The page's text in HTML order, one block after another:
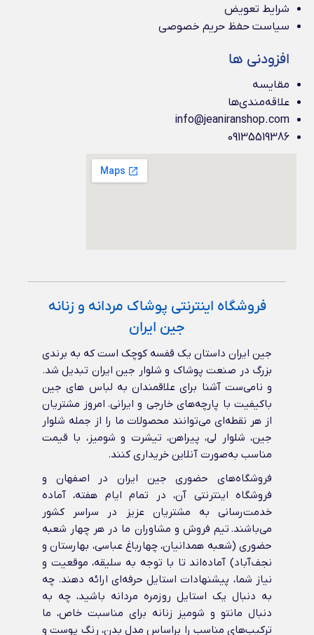
شرایط تعویض
سیاست حفظ حریم خصوصی
افزودنی ها
مقایسه
علاقه‌مندی‌ها
info@jeaniranshop.com
09135519386
فروشگاه اینترنتی پوشاک مردانه و زنانه
جین ایران
جین ایران داستان یک قفسه کوچک است که به برندی
بزرگ در صنعت پوشاک و شلوار جین ایران تبدیل شد.
و نامی‌ست آشنا برای علاقمندان به لباس های جین
باکیفیت با پارچه‌های خارجی و ایرانی‌. امروز مشتریان
از هر نقطه‌ای می‌توانند محصولات ما را از جمله شلوار
جین، شلوار لی، پیراهن، تیشرت و شومیز، با قیمت
مناسب به‌صورت آنلاین خریداری کنند.
فروشگاه‌های حضوری جین ایران در اصفهان و
فروشگاه اینترنتی آن، در تمام ایام هفته، آماده
خدمت‌رسانی به مشتریان عزیز در سراسر کشور
می‌باشند. تیم فروش و مشاوران ما در هر چهار شعبه
حضوری (شعبه همدانیان، چهارباغ عباسی، بهارستان و
نجف‌آباد) آماده‌اند تا با توجه به سلیقه، موقعیت و
نیاز شما، پیشنهادات استایل حرفه‌ای ارائه دهند. چه
به دنبال یک استایل روزمره مردانه باشید، چه به
دنبال مانتو و شومیز زنانه برای مناسبت خاص، ما
ترکیب‌های مناسب را براساس مدل بدن، رنگ پوست و